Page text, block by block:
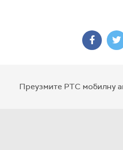
Преузмите РТС мобилну